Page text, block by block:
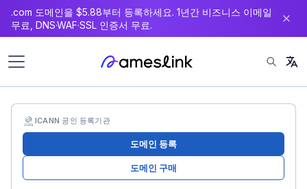
츠
로
동
.com 도메인을 $5.88부터 등록하세요. 1년간 비즈니스 이메일
무료, DNS·WAF·SSL 인증서 무료.
ICANN 공인 등록기관
도메인 등록
도메인 구매